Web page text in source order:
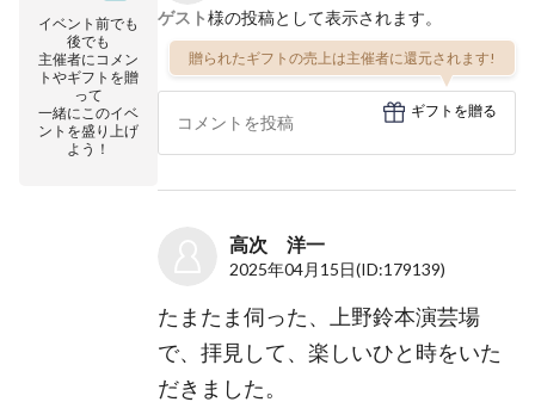
イベント前でも
後でも
主催者にコメン
トやギフトを贈
って
一緒にこのイベ
ントを盛り上げ
よう！
ゲスト様の投稿として表示されます。
贈られたギフトの売上は主催者に還元されます!
ギフトを贈る
高次 洋一
2025年04月15日(ID:179139)
たまたま伺った、上野鈴本演芸場
で、拝見して、楽しいひと時をいた
だきました。